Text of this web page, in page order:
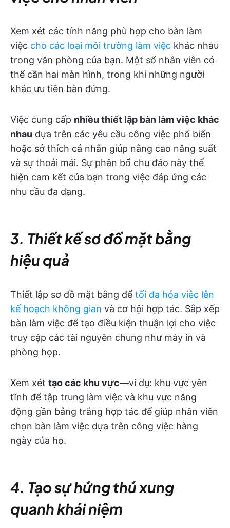
Xem xét các tính năng phù hợp cho bàn làm
việc cho các loại môi trường làm việc khác nhau
trong văn phòng của bạn. Một số nhân viên có
thể cần hai màn hình, trong khi những người
khác ưu tiên bàn đứng.
Việc cung cấp nhiều thiết lập bàn làm việc khác
nhau dựa trên các yêu cầu công việc phổ biến
hoặc sở thích cá nhân giúp nâng cao năng suất
và sự thoải mái. Sự phân bổ chu đáo này thể
hiện cam kết của bạn trong việc đáp ứng các
nhu cầu đa dạng.
3. Thiết kế sơ đồ mặt bằng
hiệu quả
Thiết lập sơ đồ mặt bằng để tối đa hóa việc lên
kế hoạch không gian và cơ hội hợp tác. Sắp xếp
bàn làm việc để tạo điều kiện thuận lợi cho việc
truy cập các tài nguyên chung như máy in và
phòng họp.
Xem xét tạo các khu vực—ví dụ: khu vực yên
tĩnh để tập trung làm việc và khu vực năng
động gần bảng trắng hợp tác để giúp nhân viên
chọn bàn làm việc dựa trên công việc hàng
ngày của họ.
4. Tạo sự hứng thú xung
quanh khái niệm